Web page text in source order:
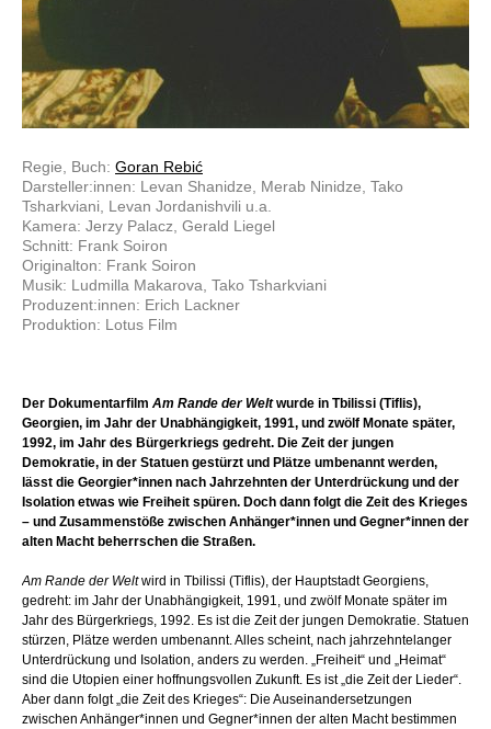
Regie, Buch: Goran Rebić
Darsteller:innen: Levan Shanidze, Merab Ninidze, Tako
Tsharkviani, Levan Jordanishvili u.a.
Kamera: Jerzy Palacz, Gerald Liegel
Schnitt: Frank Soiron
Originalton: Frank Soiron
Musik: Ludmilla Makarova, Tako Tsharkviani
Produzent:innen: Erich Lackner
Produktion: Lotus Film
Der Dokumentarfilm Am Rande der Weltwurde in Tbilissi (Tiflis),
Georgien, im Jahr der Unabhängigkeit, 1991, und zwölf Monate später,
1992, im Jahr des Bürgerkriegs gedreht. Die Zeit der jungen
Demokratie, in der Statuen gestürzt und Plätze umbenannt werden,
lässt die Georgier*innen nach Jahrzehnten der Unterdrückung und der
Isolation etwas wie Freiheit spüren. Doch dann folgt die Zeit des Krieges
– und Zusammenstöße zwischen Anhänger*innen und Gegner*innen der
alten Macht beherrschen die Straßen.
Am Rande der Weltwird in Tbilissi (Tiflis), der Hauptstadt Georgiens,
gedreht: im Jahr der Unabhängigkeit, 1991, und zwölf Monate später im
Jahr des Bürgerkriegs, 1992. Es ist die Zeit der jungen Demokratie. Statuen
stürzen, Plätze werden umbenannt. Alles scheint, nach jahrzehntelanger
Unterdrückung und Isolation, anders zu werden. „Freiheit“ und „Heimat“
sind die Utopien einer hoffnungsvollen Zukunft. Es ist „die Zeit der Lieder“.
Aber dann folgt „die Zeit des Krieges“: Die Auseinandersetzungen
zwischen Anhänger*innen und Gegner*innen der alten Macht bestimmen